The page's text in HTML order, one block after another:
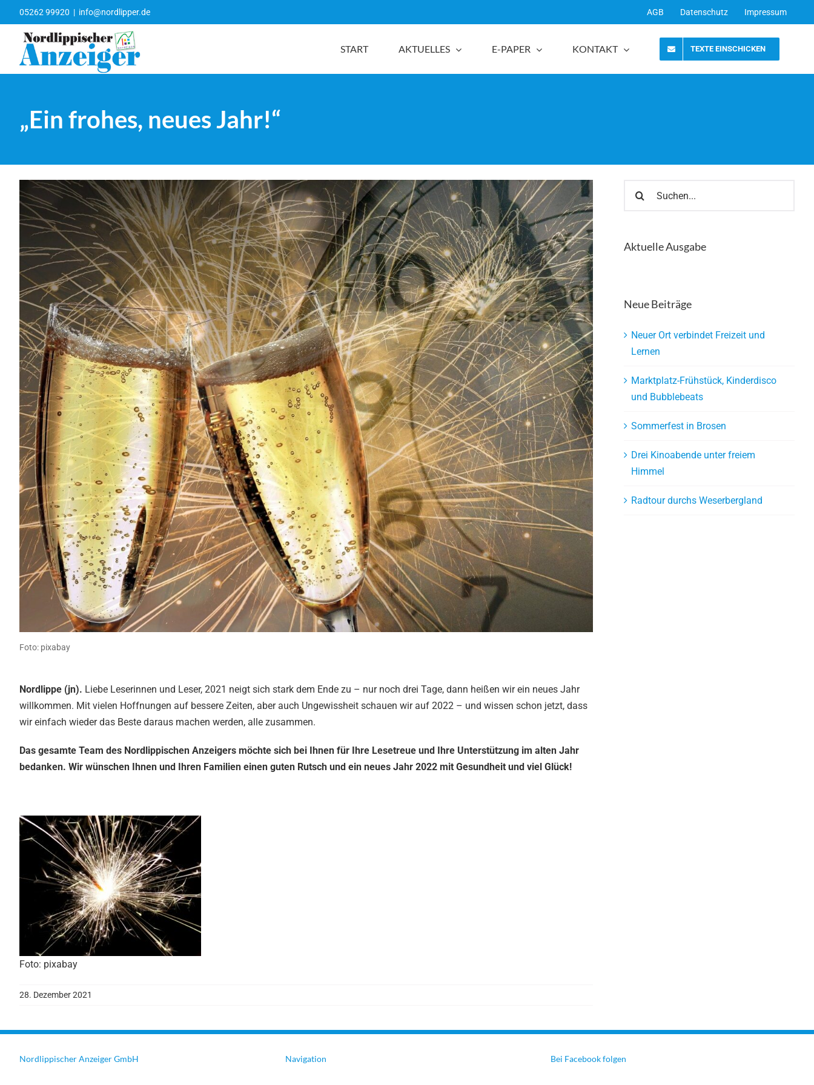
Inhalt
springen
05262 99920 | info@nordlipper.de AGB Datenschutz Impressum
START AKTUELLES E-PAPER KONTAKT TEXTE EINSCHICKEN
„Ein frohes, neues Jahr!“
Foto: pixabay
Nordlippe (jn). Liebe Leserinnen und Leser, 2021 neigt sich stark dem Ende zu – nur noch drei Tage, dann heißen wir ein neues Jahr
willkommen. Mit vielen Hoffnungen auf bessere Zeiten, aber auch Ungewissheit schauen wir auf 2022 – und wissen schon jetzt, dass
wir einfach wieder das Beste daraus machen werden, alle zusammen.
Das gesamte Team des Nordlippischen Anzeigers möchte sich bei Ihnen für Ihre Lesetreue und Ihre Unterstützung im alten Jahr
bedanken. Wir wünschen Ihnen und Ihren Familien einen guten Rutsch und ein neues Jahr 2022 mit Gesundheit und viel Glück!
Foto: pixabay
28. Dezember 2021
nach:
Aktuelle Ausgabe
Neue Beiträge
Neuer Ort verbindet Freizeit und
Lernen
Marktplatz-Frühstück, Kinderdisco
und Bubblebeats
Sommerfest in Brosen
Drei Kinoabende unter freiem
Himmel
Radtour durchs Weserbergland
Nordlippischer Anzeiger GmbH Navigation Bei Facebook folgen